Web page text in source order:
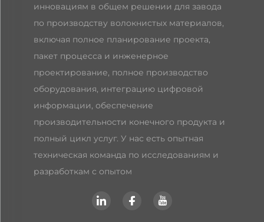
инновациям в общем решении для завода
по производству волокнистых материалов,
включая полное планирование проекта,
пакет процесса и инженерное
проектирование, полное производство
оборудования, интеграцию цифровой
информации, обеспечение
производительности конечного продукта и
полный цикл услуг. У нас есть опытная
техническая команда по исследованиям и
разработкам с опытом